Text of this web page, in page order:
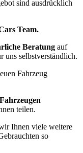
sind ausdrücklich
Team.
Beratung auf
uns selbstverständlich.
Fahrzeug
teilen.
Ihnen viele weitere
so